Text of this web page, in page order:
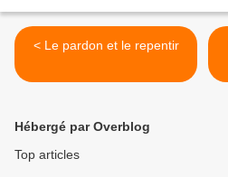
< Le pardon et le repentir
Hébergé par Overblog
Top articles